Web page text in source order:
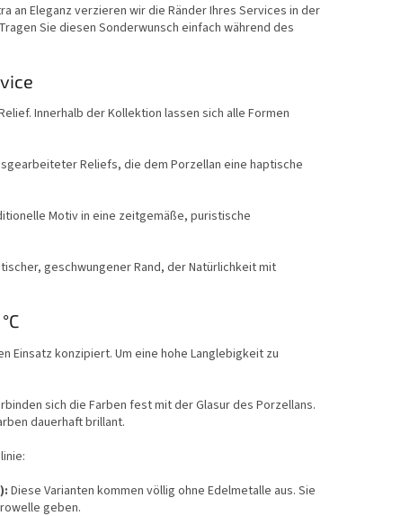
an Eleganz verzieren wir die Ränder Ihres Services in der
Sie diesen Sonderwunsch einfach während des
Innerhalb der Kollektion lassen sich alle Formen
Reliefs, die dem Porzellan eine haptische
Motiv in eine zeitgemäße, puristische
geschwungener Rand, der Natürlichkeit mit
Einsatz konzipiert. Um eine hohe Langlebigkeit zu
sich die Farben fest mit der Glasur des Porzellans.
dauerhaft brillant.
Diese Varianten kommen völlig ohne Edelmetalle aus. Sie
geben.